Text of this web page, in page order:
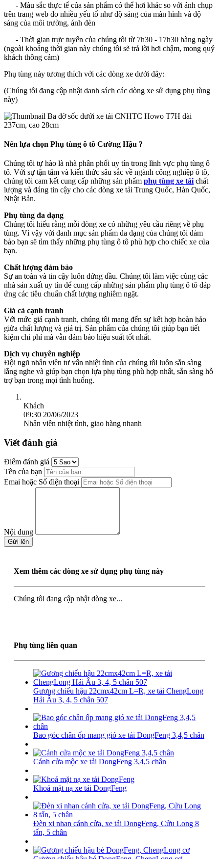
- Màu sắc thực tế của sản phẩm có thể hơi khác so với ảnh chụp
trên trang web do nhiều yếu tố như độ sáng của màn hình và độ
sáng của môi trường, ánh đèn
- Thời gian trực tuyến của chúng tôi từ 7h30 - 17h30 hàng ngày
(ngoài khoảng thời gian này chúng tôi sẽ trả lời hơi chậm, mong quý
khách thông cảm)
Phụ tùng này tương thích với các dòng xe dưới đây:
(Chúng tôi đang cập nhật danh sách các dòng xe sử dụng phụ tùng
này)
Nên lựa chọn Phụ tùng ô tô Cường Hậu ?
Chúng tôi tự hào là nhà phân phối uy tín trong lĩnh vực phụ tùng ô
tô. Với sự tận tâm và kiến thức sâu sắc về ngành công nghiệp ô tô,
chúng tôi cam kết cung cấp những sản phẩm phụ tùng xe tảichất
lượng và đáng tin cậy cho các dòng xe tải Trung Quốc, Hàn Quốc,
Nhật Bản.
Phụ tùng đa dạng
Chúng tôi hiểu rằng mỗi dòng xe có những yêu cầu riêng về phụ
tùng. Vì vậy với danh mục sản phẩm đa dạng của chúng tôi đảm
bảo bạn sẽ tìm thấy những phụ tùng ô tô phù hợp cho chiếc xe của
bạn.
Chất lượng đảm bảo
Sự an toàn và tin cậy luôn đứng đầu. Chúng tôi làm việc cùng các
nhà sản xuất uy tín để cung cấp những sản phẩm phụ tùng ô tô đáp
ứng các tiêu chuẩn chất lượng nghiêm ngặt.
Giá cả cạnh tranh
Với mức giá cạnh tranh, chúng tôi mang đến sự kết hợp hoàn hảo
giữa chất lượng và giá trị. Sản phẩm của chúng tôi giúp bạn tiết
kiệm chi phí mà vẫn đảm bảo hiệu suất tốt nhất.
Dịch vụ chuyên nghiệp
Đội ngũ nhân viên tư vấn nhiệt tình của chúng tôi luôn sẵn sàng
lắng nghe và giúp bạn chọn lựa phụ tùng phù hợp nhất, sẵn sàng hỗ
trợ bạn trong mọi tình huống.
Khách
09:30 20/06/2023
Nhân viên nhiệt tình, giao hàng nhanh
Viết đánh giá
Điểm đánh giá
Tên của bạn
Emai hoặc Số điện thoại
Nội dung
Gửi lên
Xem thêm các dòng xe sử dụng phụ tùng này
Chúng tôi đang cập nhật dòng xe...
Phụ tùng liên quan
Gương chiếu hậu 22cmx42cm L=R, xe tải ChengLong
Hải Âu 3, 4, 5 chân 507
Bao góc chân ốp mang gió xe tải DongFeng 3,4,5 chân
Cánh cửa mộc xe tải DongFeng 3,4,5 chân
Khoá mặt nạ xe tải DongFeng
Đèn xi nhan cánh cửa, xe tải DongFeng, Cửu Long 8
tấn, 5 chân